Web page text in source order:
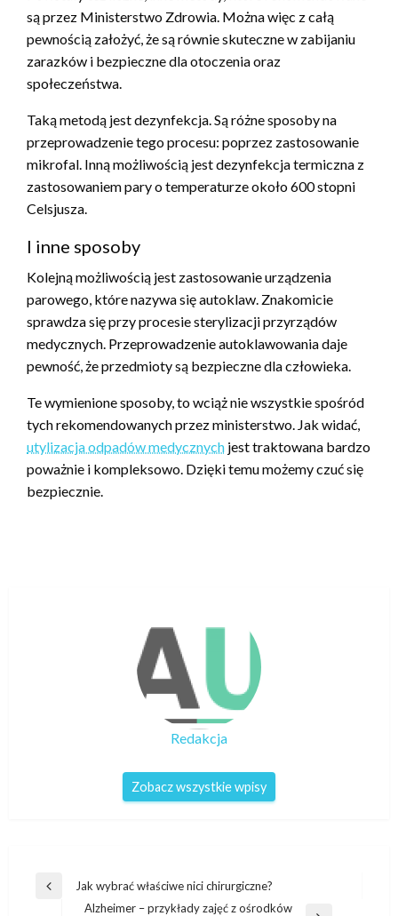
są przez Ministerstwo Zdrowia. Można więc z całą
pewnością założyć, że są równie skuteczne w zabijaniu
zarazków i bezpieczne dla otoczenia oraz
społeczeństwa.
Taką metodą jest dezynfekcja. Są różne sposoby na
przeprowadzenie tego procesu: poprzez zastosowanie
mikrofal. Inną możliwością jest dezynfekcja termiczna z
zastosowaniem pary o temperaturze około 600 stopni
Celsjusza.
I inne sposoby
Kolejną możliwością jest zastosowanie urządzenia
parowego, które nazywa się autoklaw. Znakomicie
sprawdza się przy procesie sterylizacji przyrządów
medycznych. Przeprowadzenie autoklawowania daje
pewność, że przedmioty są bezpieczne dla człowieka.
Te wymienione sposoby, to wciąż nie wszystkie spośród
tych rekomendowanych przez ministerstwo. Jak widać,
utylizacja odpadów medycznych jest traktowana bardzo
poważnie i kompleksowo. Dzięki temu możemy czuć się
bezpiecznie.
Redakcja
Zobacz wszystkie wpisy
Nawigacja
Poprzedni
Jak wybrać właściwe nici chirurgiczne?
Alzheimer – przykłady zajęć z ośrodków